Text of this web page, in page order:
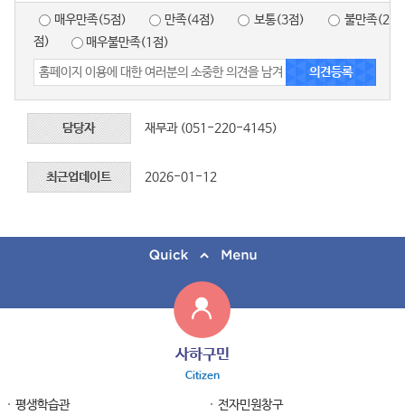
매우만족(5점) 만족(4점) 보통(3점)
점)
매우불만족(1점)
담당자 재무과 (051-220-4145)
최근업데이트 2026-01-12
사하구민
Citizen
평생학습관
전자민원창구